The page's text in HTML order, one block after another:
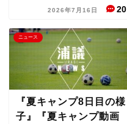
2026年7月16日 20
ニュース
『夏キャンプ8日目の様
子』『夏キャンプ動画